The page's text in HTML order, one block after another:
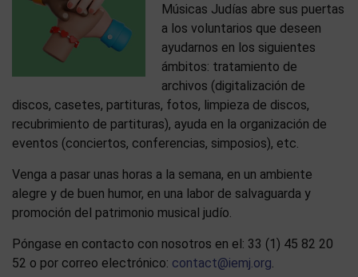
Músicas Judías abre sus puertas
a los voluntarios que deseen
ayudarnos en los siguientes
ámbitos: tratamiento de
archivos (digitalización de
discos, casetes, partituras, fotos, limpieza de discos,
recubrimiento de partituras), ayuda en la organización de
eventos (conciertos, conferencias, simposios), etc.
Venga a pasar unas horas a la semana, en un ambiente
alegre y de buen humor, en una labor de salvaguarda y
promoción del patrimonio musical judío.
Póngase en contacto con nosotros en el: 33 (1) 45 82 20
52 o por correo electrónico: contact@iemj.org